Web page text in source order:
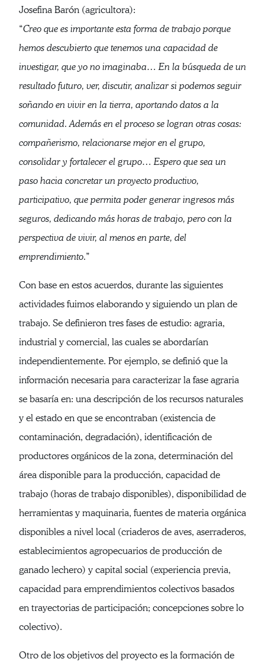
Josefina Barón (agricultora):
“Creo que es importante esta forma de trabajo porque
hemos descubierto que tenemos una capacidad de
investigar, que yo no imaginaba… En la búsqueda de un
resultado futuro, ver, discutir, analizar si podemos seguir
soñando en vivir en la tierra, aportando datos a la
comunidad. Además en el proceso se logran otras cosas:
compañerismo, relacionarse mejor en el grupo,
consolidar y fortalecer el grupo… Espero que sea un
paso hacia concretar un proyecto productivo,
participativo, que permita poder generar ingresos más
seguros, dedicando más horas de trabajo, pero con la
perspectiva de vivir, al menos en parte, del
emprendimiento.”
Con base en estos acuerdos, durante las siguientes
actividades fuimos elaborando y siguiendo un plan de
trabajo. Se definieron tres fases de estudio: agraria,
industrial y comercial, las cuales se abordarían
independientemente. Por ejemplo, se definió que la
información necesaria para caracterizar la fase agraria
se basaría en: una descripción de los recursos naturales
y el estado en que se encontraban (existencia de
contaminación, degradación), identificación de
productores orgánicos de la zona, determinación del
área disponible para la producción, capacidad de
trabajo (horas de trabajo disponibles), disponibilidad de
herramientas y maquinaria, fuentes de materia orgánica
disponibles a nivel local (criaderos de aves, aserraderos,
establecimientos agropecuarios de producción de
ganado lechero) y capital social (experiencia previa,
capacidad para emprendimientos colectivos basados
en trayectorias de participación; concepciones sobre lo
colectivo).
Otro de los objetivos del proyecto es la formación de